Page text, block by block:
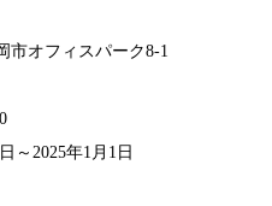
市オフィスパーク8-1
～2025年1月1日